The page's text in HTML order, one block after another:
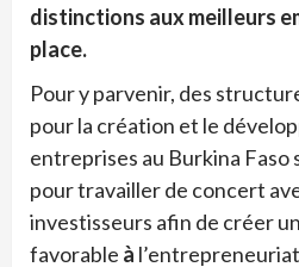
distinctions aux meilleurs
place.
Pour y parvenir, des
pour la création et le
entreprises au Burkina Faso
pour travailler de concert
investisseurs afin de créer
favorable à